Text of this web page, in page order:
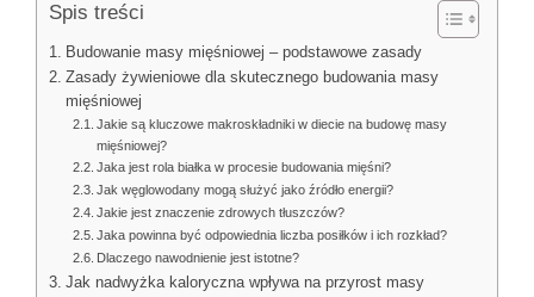
Spis treści
Budowanie masy mięśniowej – podstawowe zasady
Zasady żywieniowe dla skutecznego budowania masy
mięśniowej
Jakie są kluczowe makroskładniki w diecie na budowę masy
mięśniowej?
Jaka jest rola białka w procesie budowania mięśni?
Jak węglowodany mogą służyć jako źródło energii?
Jakie jest znaczenie zdrowych tłuszczów?
Jaka powinna być odpowiednia liczba posiłków i ich rozkład?
Dlaczego nawodnienie jest istotne?
Jak nadwyżka kaloryczna wpływa na przyrost masy